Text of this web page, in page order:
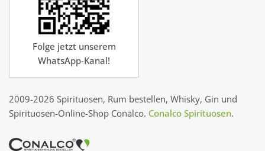
Folge jetzt unserem
WhatsApp-Kanal!
2009-2026 Spirituosen, Rum bestellen, Whisky, Gin und
Spirituosen-Online-Shop Conalco. Conalco Spirituosen.